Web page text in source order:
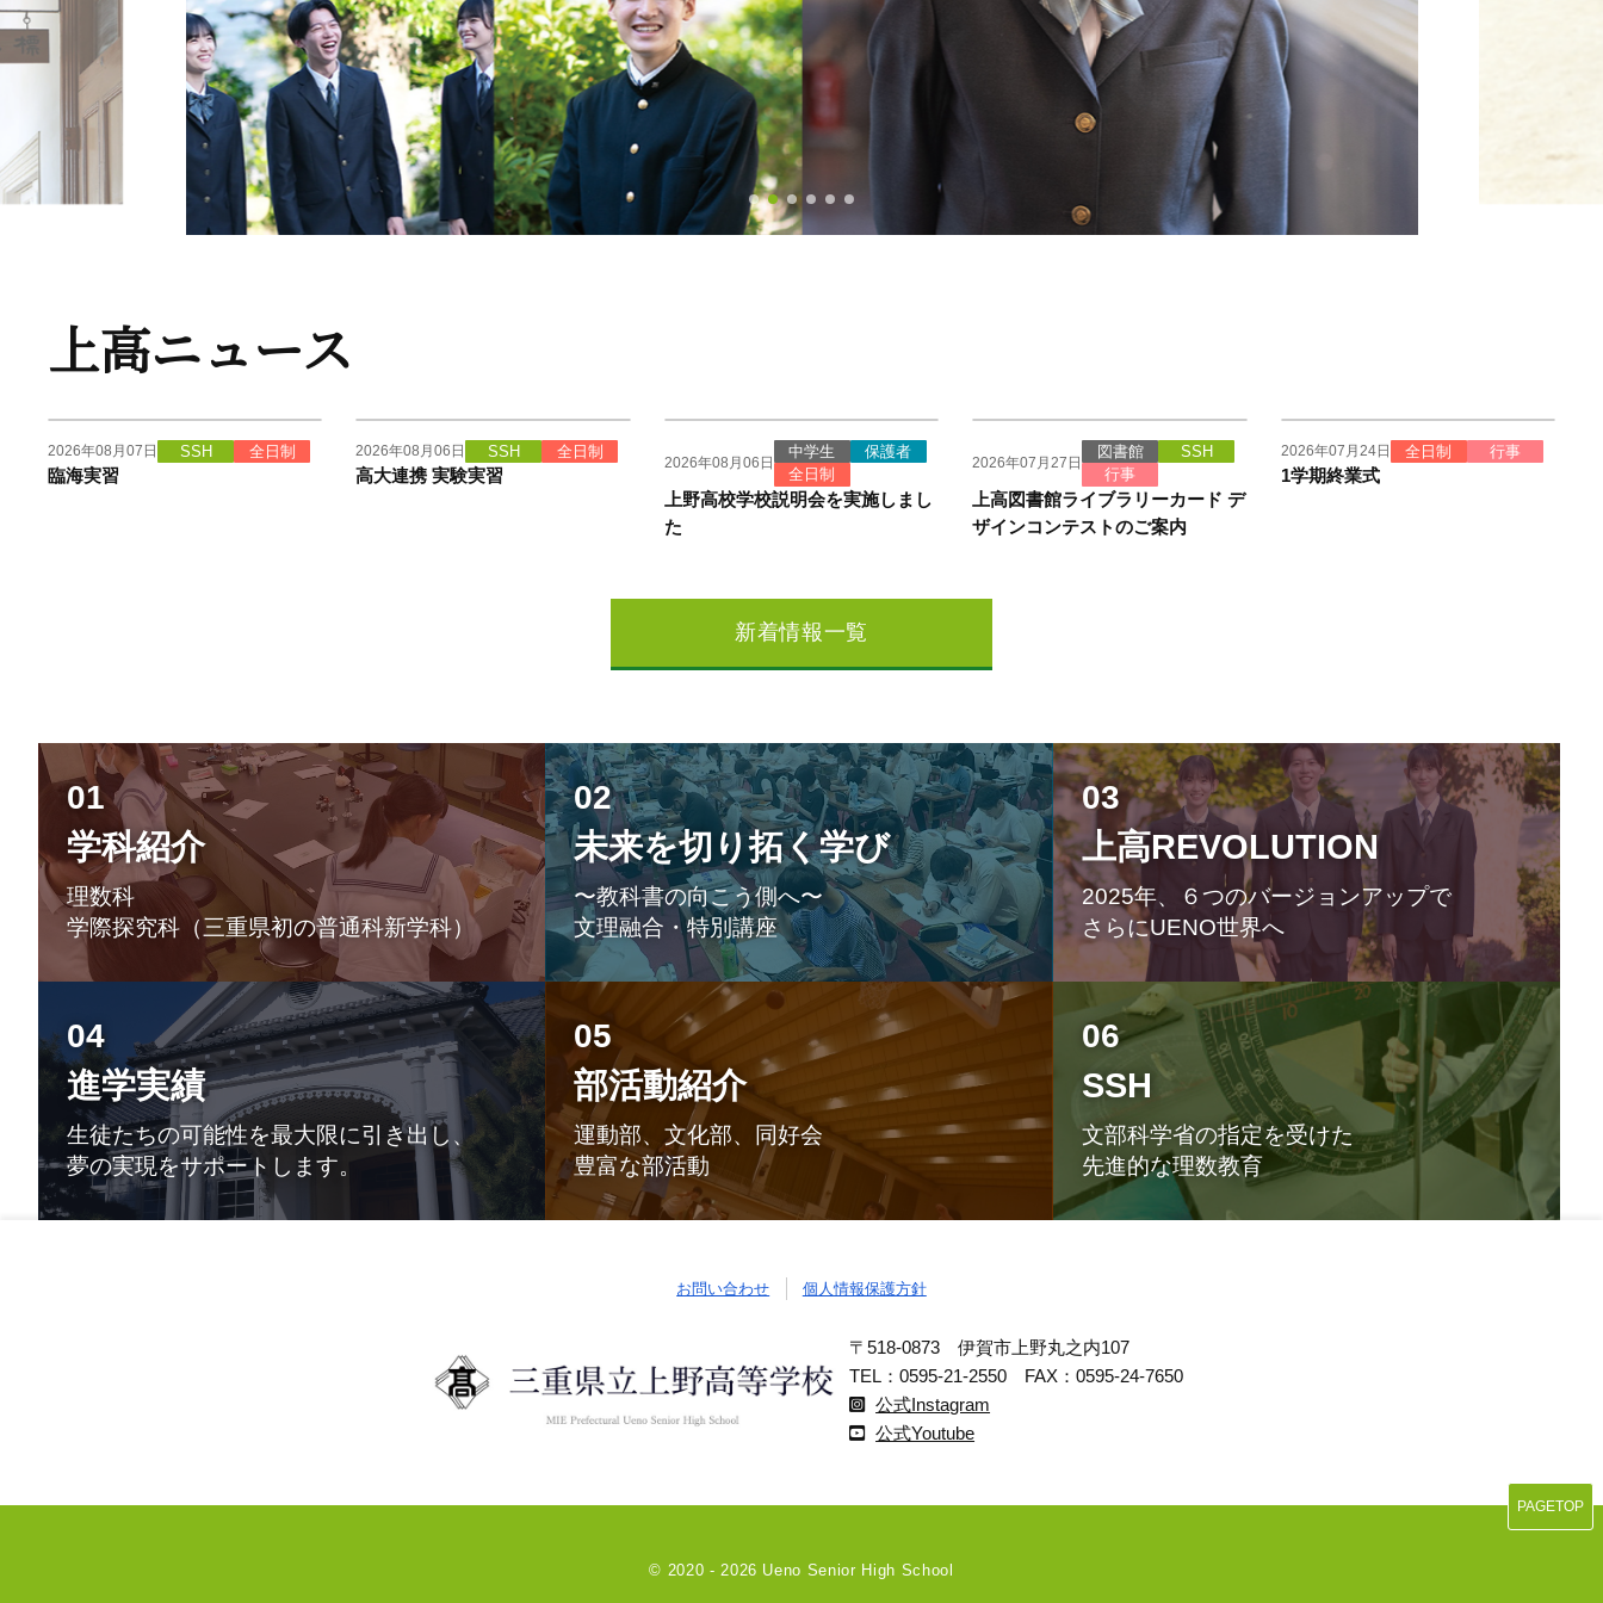
上高ニュース
2026年08月07日 SSH 全日制
臨海実習
2026年08月06日 SSH 全日制
高大連携 実験実習
2026年08月06日
中学生
保護者
全日制
上野高校学校説明会を実施しまし
た
2026年07月27日
図書館
SSH
行事
上高図書館ライブラリーカード デ
ザインコンテストのご案内
2026年07月24日 全日制 行事
1学期終業式
新着情報一覧
01
学科紹介
理数科
学際探究科（三重県初の普通科新学科）
02
未来を切り拓く学び
〜教科書の向こう側へ〜
文理融合・特別講座
03
上高REVOLUTION
2025年、６つのバージョンアップで
さらにUENO世界へ
04
進学実績
生徒たちの可能性を最大限に引き出し、
夢の実現をサポートします。
05
部活動紹介
運動部、文化部、同好会
豊富な部活動
06
SSH
文部科学省の指定を受けた
先進的な理数教育
お問い合わせ 個人情報保護方針
〒518-0873 伊賀市上野丸之内107
TEL：0595-21-2550 FAX：0595-24-7650
公式Instagram
公式Youtube
© 2020 - 2026 Ueno Senior High School
PAGETOP